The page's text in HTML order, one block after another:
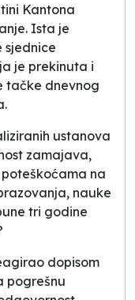
Kantona
Ista je
sjednice
je prekinuta i
tačke dnevnog
ustanova
zamajava,
na
nauke
tri godine
dopisom
pogrešnu